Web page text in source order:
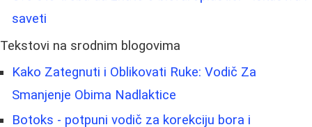
saveti
Tekstovi na srodnim blogovima
Kako Zategnuti i Oblikovati Ruke: Vodič Za
Smanjenje Obima Nadlaktice
Botoks - potpuni vodič za korekciju bora i